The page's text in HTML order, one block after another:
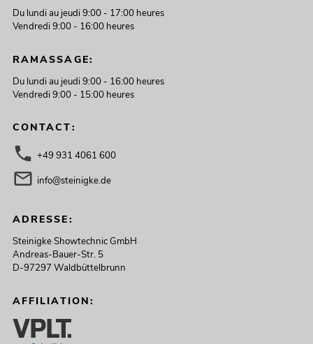
Du lundi au jeudi 9:00 - 17:00 heures
Vendredi 9:00 - 16:00 heures
RAMASSAGE:
Du lundi au jeudi 9:00 - 16:00 heures
Vendredi 9:00 - 15:00 heures
CONTACT:
+49 931 4061 600
info@steinigke.de
ADRESSE:
Steinigke Showtechnic GmbH
Andreas-Bauer-Str. 5
D-97297 Waldbüttelbrunn
AFFILIATION: